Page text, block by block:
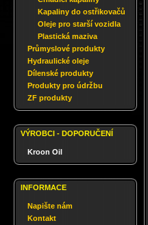
Kapaliny do ostřikovačů
Oleje pro starší vozidla
Plastická maziva
Průmyslové produkty
Hydraulické oleje
Dílenské produkty
Produkty pro údržbu
ZF produkty
VÝROBCI - DOPORUČENÍ
Kroon Oil
INFORMACE
Napište nám
Kontakt